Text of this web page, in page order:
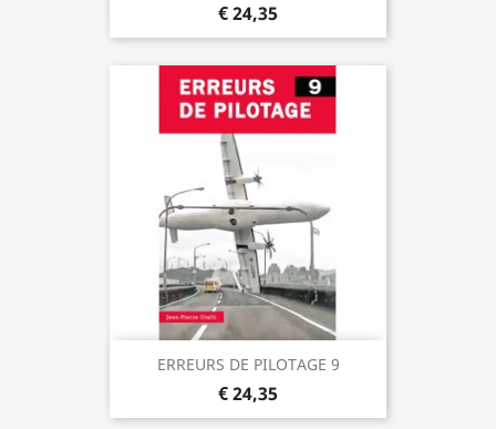
€ 24,35
ERREURS DE PILOTAGE 9
€ 24,35